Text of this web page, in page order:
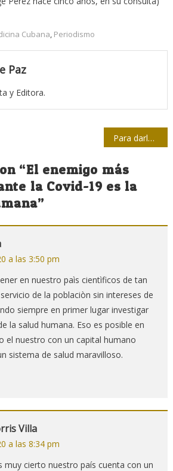
Cubana Periodismo
Paz
y Editora.
Para darle Voz a la Comunidad: Radio Chaparra
“El enemigo más
la Covid-19 es la
”
a las 3:50 pm
en nuestro paìs cientìficos de tan
de la poblaciòn sin intereses de
siempre en primer lugar investigar
la salud humana. Eso es posible en
el nuestro con un capital humano
sistema de salud maravilloso.
Villa
a las 8:34 pm
muy cierto nuestro país cuenta con un